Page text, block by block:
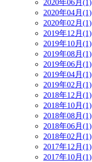
2020年06月(1)
2020年04月(1)
2020年02月(1)
2019年12月(1)
2019年10月(1)
2019年08月(1)
2019年06月(1)
2019年04月(1)
2019年02月(1)
2018年12月(1)
2018年10月(1)
2018年08月(1)
2018年06月(1)
2018年02月(1)
2017年12月(1)
2017年10月(1)